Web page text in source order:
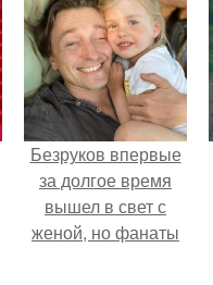
акцентировать
внимание на своих
достоинствах?
Безруков впервые
за долгое время
вышел в свет с
женой, но фанаты